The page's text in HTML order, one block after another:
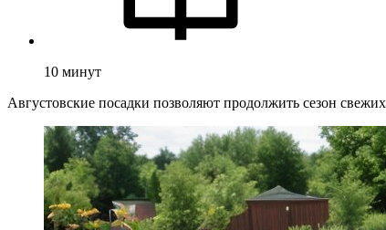
10 минут
Августовские посадки позволяют продолжить сезон